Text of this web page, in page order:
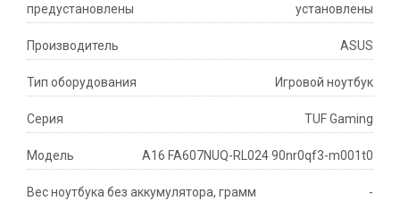
предустановлены
установлены
Производитель ASUS
Тип оборудования Игровой ноутбук
Серия TUF Gaming
Модель A16 FA607NUQ-RL024 90nr0qf3-m001t0
Вес ноутбука без аккумулятора, грамм -